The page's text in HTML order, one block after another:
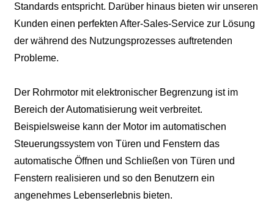
Standards entspricht. Darüber hinaus bieten wir unseren
Kunden einen perfekten After-Sales-Service zur Lösung
der während des Nutzungsprozesses auftretenden
Probleme.
Der Rohrmotor mit elektronischer Begrenzung ist im
Bereich der Automatisierung weit verbreitet.
Beispielsweise kann der Motor im automatischen
Steuerungssystem von Türen und Fenstern das
automatische Öffnen und Schließen von Türen und
Fenstern realisieren und so den Benutzern ein
angenehmes Lebenserlebnis bieten.